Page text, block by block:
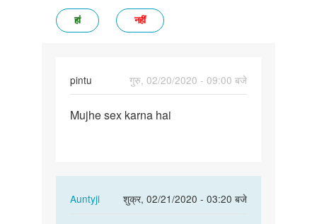
हां नहीं
pintu
गुरु, 02/20/2020 - 09:00 बजे
Mujhe
Mujhe sex karna hai
Auntyji
शुक्र, 02/21/2020 - 03:20 बजे
In